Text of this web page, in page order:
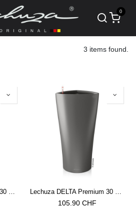
0
3 items found.
Lechuza DELTA Premium 30 scarlet rot hochglanz Lechuza DELTA Premium 30 anthrazit metallic
105.90 CHF